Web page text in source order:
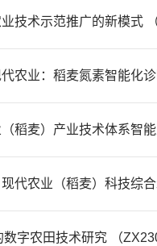
技术示范推广的新模式
农业：稻麦氮素智能化
稻麦）产业技术体系智
代农业（稻麦）科技综
字农田技术研究 （